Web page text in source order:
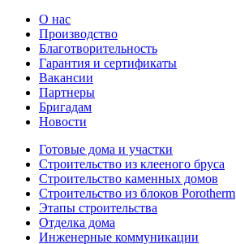
О нас
Производство
Благотворительность
Гарантия и сертификаты
Вакансии
Партнеры
Бригадам
Новости
Готовые дома и участки
Строительство из клееного бруса
Строительство каменных домов
Строительство из блоков Porotherm
Этапы строительства
Отделка дома
Инженерные коммуникации